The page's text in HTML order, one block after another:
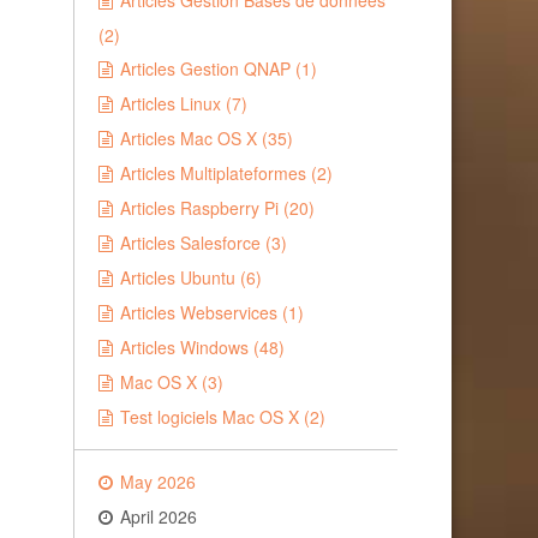
(2)
Articles Gestion QNAP (1)
Articles Linux (7)
Articles Mac OS X (35)
Articles Multiplateformes (2)
Articles Raspberry Pi (20)
Articles Salesforce (3)
Articles Ubuntu (6)
Articles Webservices (1)
Articles Windows (48)
Mac OS X (3)
Test logiciels Mac OS X (2)
May 2026
April 2026